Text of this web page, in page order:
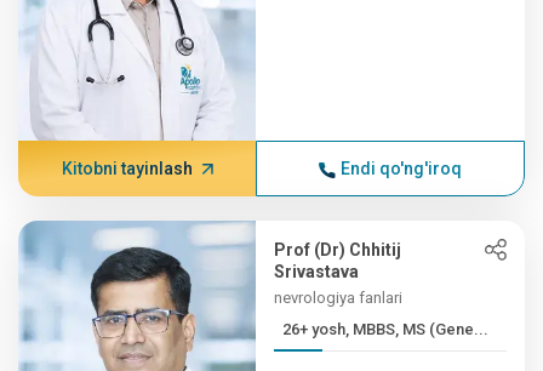
Kitobni tayinlash Endi qo'ng'iroq
Prof (Dr) Chhitij
Srivastava
nevrologiya fanlari
26+ yosh, MBBS, MS (Gene...